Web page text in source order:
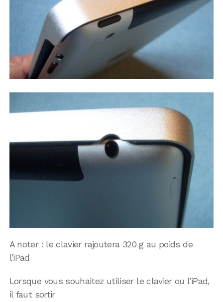
A noter : le clavier rajoutera 320 g au poids de
l’iPad
Lorsque vous souhaitez utiliser le clavier ou l’iPad,
il faut sortir